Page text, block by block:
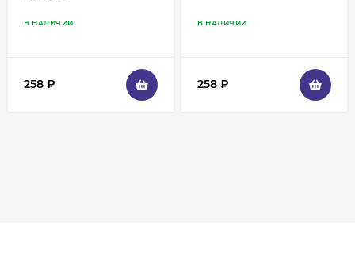
В НАЛИЧИИ
258 ₽
В НАЛИЧИИ
258 ₽